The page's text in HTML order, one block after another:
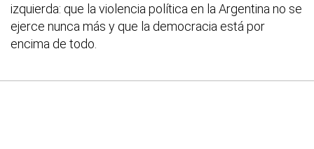
izquierda: que la violencia política en la Argentina no se
ejerce nunca más y que la democracia está por
encima de todo.